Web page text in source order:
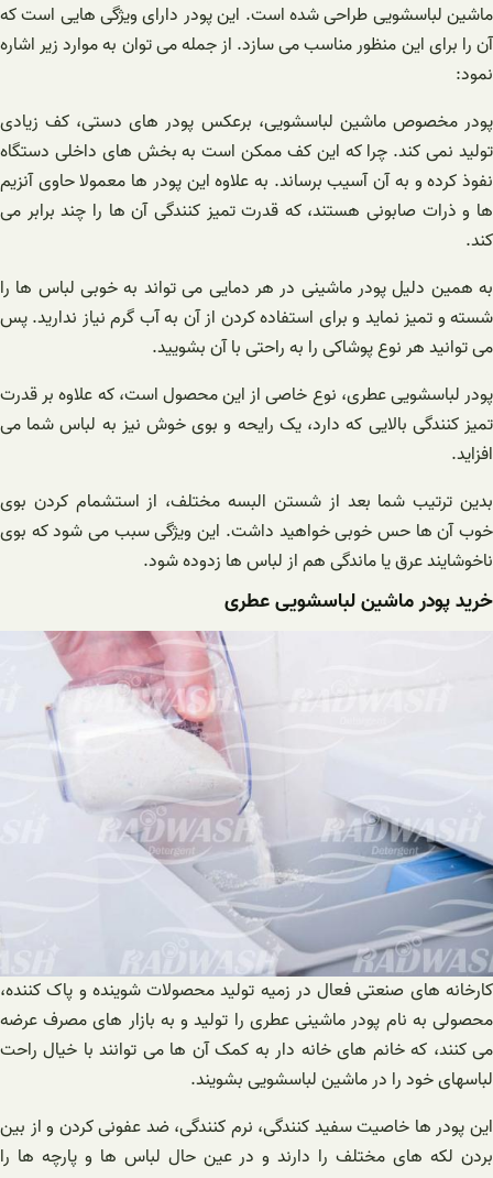
ماشین لباسشویی طراحی شده است. این پودر دارای ویژگی هایی است که
آن را برای این منظور مناسب می سازد. از جمله می توان به موارد زیر اشاره
نمود:
پودر مخصوص ماشین لباسشویی، برعکس پودر های دستی، کف زیادی
تولید نمی کند. چرا که این کف ممکن است به بخش های داخلی دستگاه
نفوذ کرده و به آن آسیب برساند. به علاوه این پودر ها معمولا حاوی آنزیم
ها و ذرات صابونی هستند، که قدرت تمیز کنندگی آن ها را چند برابر می
کند.
به همین دلیل پودر ماشینی در هر دمایی می تواند به خوبی لباس ها را
شسته و تمیز نماید و برای استفاده کردن از آن به آب گرم نیاز ندارید. پس
می توانید هر نوع پوشاکی را به راحتی با آن بشویید.
پودر لباسشویی عطری، نوع خاصی از این محصول است، که علاوه بر قدرت
تمیز کنندگی بالایی که دارد، یک رایحه و بوی خوش نیز به لباس شما می
افزاید.
بدین ترتیب شما بعد از شستن البسه مختلف، از استشمام کردن بوی
خوب آن ها حس خوبی خواهید داشت. این ویژگی سبب می شود که بوی
ناخوشایند عرق یا ماندگی هم از لباس ها زدوده شود.
خرید پودر ماشین لباسشویی عطری
کارخانه های صنعتی فعال در زمیه تولید محصولات شوینده و پاک کننده،
محصولی به نام پودر ماشینی عطری را تولید و به بازار های مصرف عرضه
می کنند، که خانم های خانه دار به کمک آن ها می توانند با خیال راحت
لباسهای خود را در ماشین لباسشویی بشویند.
این پودر ها خاصیت سفید کنندگی، نرم کنندگی، ضد عفونی کردن و از بین
بردن لکه های مختلف را دارند و در عین حال لباس ها و پارچه ها را